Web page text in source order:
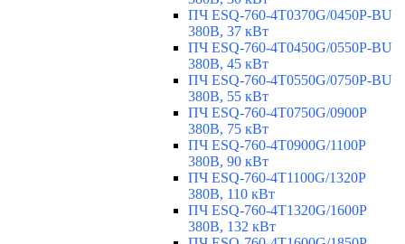
ПЧ ESQ-760-4T0370G/0450P-BU
380В, 37 кВт
ПЧ ESQ-760-4T0450G/0550P-BU
380В, 45 кВт
ПЧ ESQ-760-4T0550G/0750P-BU
380В, 55 кВт
ПЧ ESQ-760-4T0750G/0900P
380В, 75 кВт
ПЧ ESQ-760-4T0900G/1100P
380В, 90 кВт
ПЧ ESQ-760-4T1100G/1320P
380В, 110 кВт
ПЧ ESQ-760-4T1320G/1600P
380В, 132 кВт